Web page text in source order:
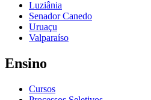
Luziânia
Senador Canedo
Uruaçu
Valparaíso
Ensino
Cursos